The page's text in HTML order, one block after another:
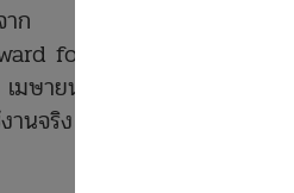
ก
for
มษายน
นจริง